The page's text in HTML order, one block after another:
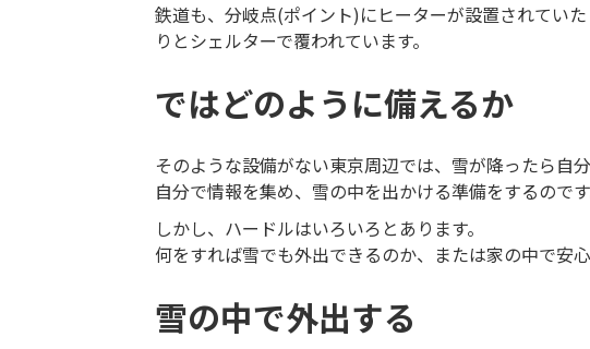
鉄道も、分岐点(ポイント)にヒーターが設置されてい
りとシェルターで覆われています。
ではどのように備えるか
そのような設備がない東京周辺では、雪が降ったら自
自分で情報を集め、雪の中を出かける準備をするのです
しかし、ハードルはいろいろとあります。
何をすれば雪でも外出できるのか、または家の中で安
雪の中で外出する